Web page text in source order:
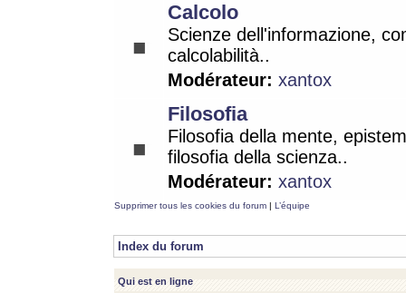
Calcolo
Scienze dell'informazione,
calcolabilità..
Modérateur: xantox
Filosofia
Filosofia della mente,
filosofia della scienza..
Modérateur: xantox
Supprimer tous les cookies du forum | L’équipe
Index du forum
Qui est en ligne